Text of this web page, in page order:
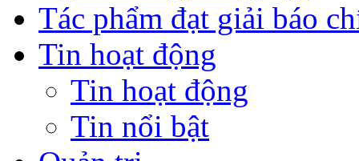
Tác phẩm đạt giải báo
Tin hoạt động
Tin hoạt động
Tin nổi bật